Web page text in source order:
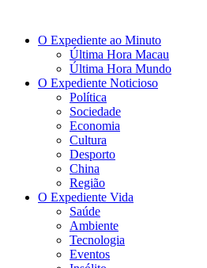
O Expediente ao Minuto
Última Hora Macau
Última Hora Mundo
O Expediente Noticioso
Política
Sociedade
Economia
Cultura
Desporto
China
Região
O Expediente Vida
Saúde
Ambiente
Tecnologia
Eventos